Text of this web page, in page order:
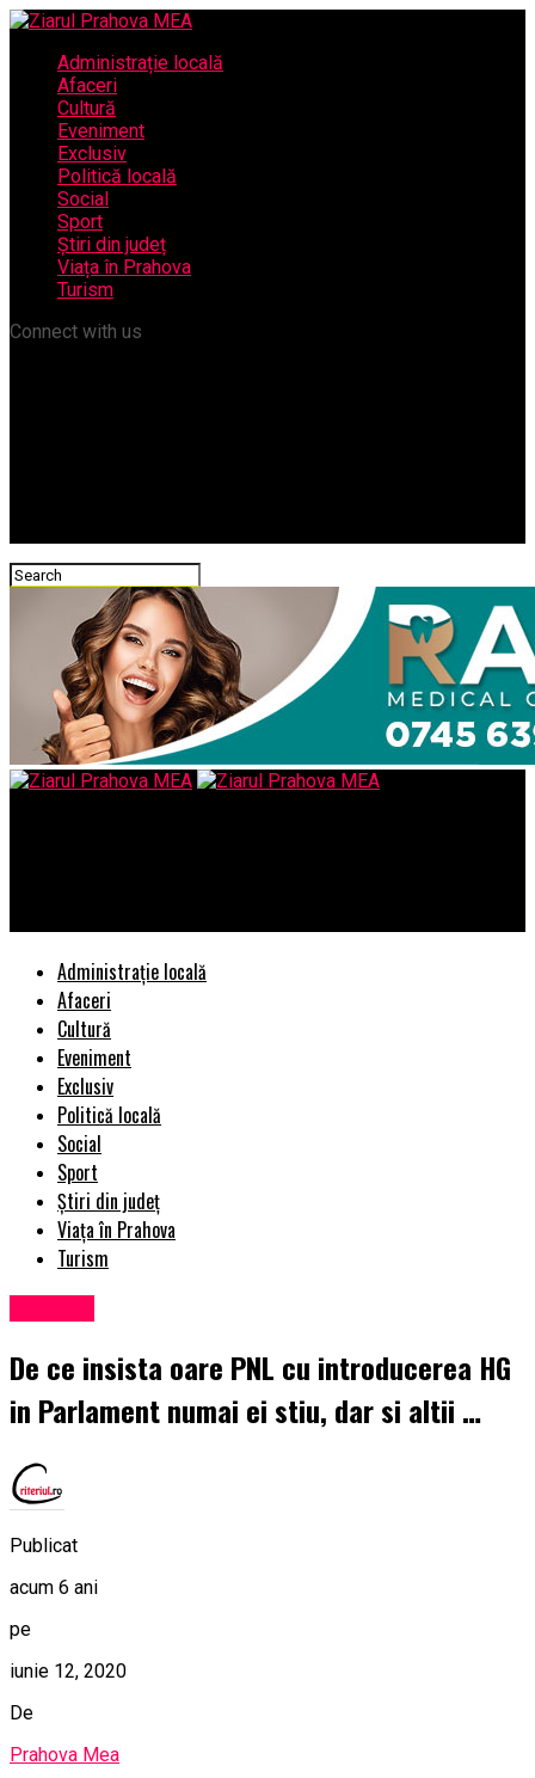
Administrație locală
Afaceri
Cultură
Eveniment
Exclusiv
Politică locală
Social
Sport
Știri din județ
Viața în Prahova
Turism
Connect with us
Administrație locală
Afaceri
Cultură
Eveniment
Exclusiv
Politică locală
Social
Sport
Știri din județ
Viața în Prahova
Turism
De ce insista oare PNL cu introducerea HG
in Parlament numai ei stiu, dar si altii …
Publicat
acum 6 ani
pe
iunie 12, 2020
De
Prahova Mea